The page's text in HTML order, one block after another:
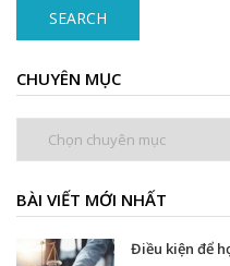
SEARCH
CHUYÊN MỤC
BÀI VIẾT MỚI NHẤT
Điều kiện để